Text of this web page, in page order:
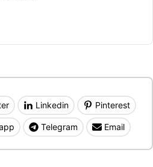
Linkedin Pinterest
Telegram Email